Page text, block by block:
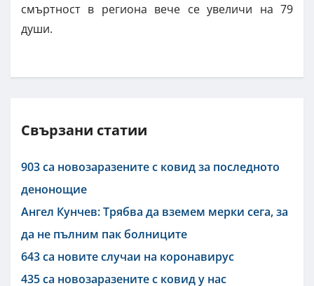
смъртност в региона вече се увеличи на 79
души.
Свързани статии
903 са новозаразените с ковид за последното
денонощие
Ангел Кунчев: Трябва да вземем мерки сега, за
да не пълним пак болниците
643 са новите случаи на коронавирус
435 са новозаразените с ковид у нас